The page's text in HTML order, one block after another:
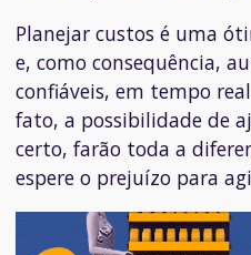
Planejar custos é uma
e, como consequência,
confiáveis, em tempo
fato, a possibilidade de
certo, farão toda a
espere o prejuízo para